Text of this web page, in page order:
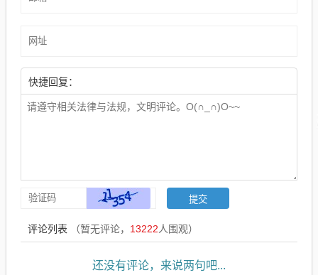
快捷回复：
评论列表 （暂无评论， 13222人围观）
还没有评论，来说两句吧...